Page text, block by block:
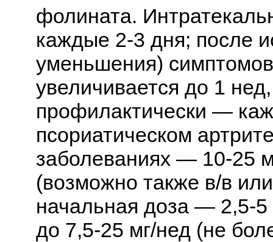
фолината.
каждые 2-3 дня; после
уменьшения)
увеличивается до 1
профилактически —
псориатическом
заболеваниях — 10-25
(возможно также в/в
начальная доза — 2,5-5
до 7,5-25 мг/нед (не